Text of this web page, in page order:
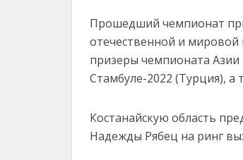
Прошедший чемпионат
отечественной и
призеры чемпионата
Стамбуле-2022 (Турция), а
Костанайскую область
Надежды Рябец на ринг